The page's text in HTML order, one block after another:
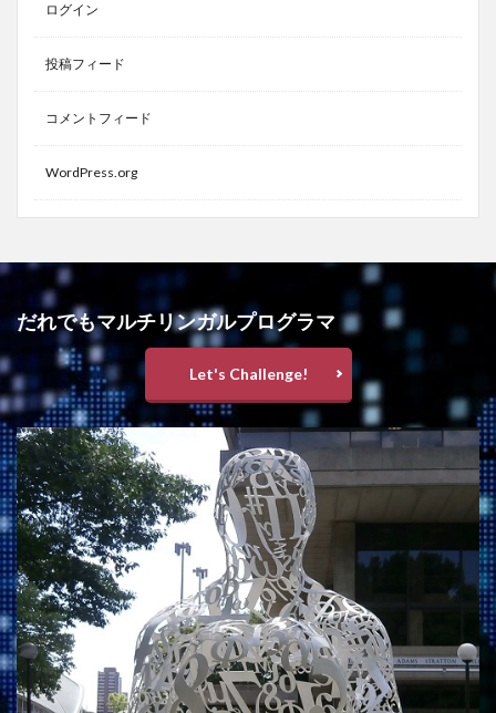
ログイン
投稿フィード
コメントフィード
WordPress.org
だれでもマルチリンガルプログラマ
Let's Challenge!